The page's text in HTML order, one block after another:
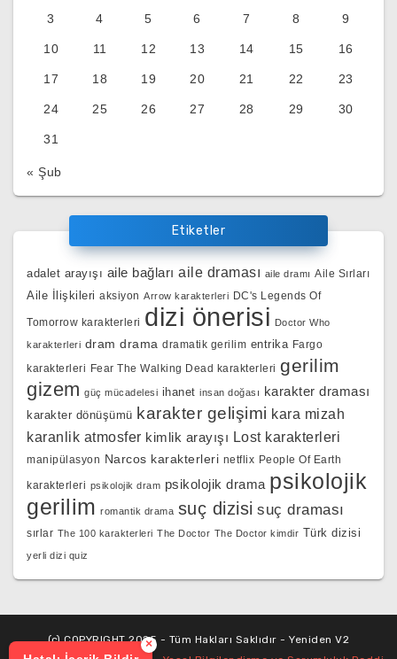
3 4 5 6 7 8 9
10 11 12 13 14 15 16
17 18 19 20 21 22 23
24 25 26 27 28 29 30
31
« Şub
Etiketler
adalet arayışı aile bağları aile draması aile dramı Aile Sırları
Aile İlişkileri aksiyon Arrow karakterleri DC's Legends Of
Tomorrow karakterleri dizi önerisi Doctor Who
karakterleri dram drama dramatik gerilim entrika Fargo
karakterleri Fear The Walking Dead karakterleri gerilim
gizem güç mücadelesi ihanet insan doğası karakter draması
karakter dönüşümü karakter gelişimi kara mizah
karanlik atmosfer kimlik arayışı Lost karakterleri
manipülasyon Narcos karakterleri netflix People Of Earth
karakterleri psikolojik dram psikolojik drama psikolojik
gerilim romantik drama suç dizisi suç draması
sırlar The 100 karakterleri The Doctor The Doctor kimdir Türk dizisi
yerli dizi quiz
(c) COPYRIGHT 2025 - Tüm Hakları Saklıdır - Yeniden V2
×